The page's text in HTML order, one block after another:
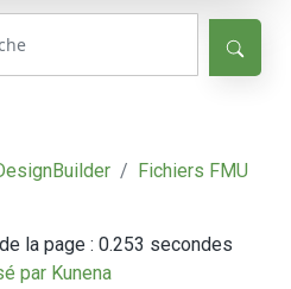
Fichiers FMU
la page : 0.253 secondes
par Kunena